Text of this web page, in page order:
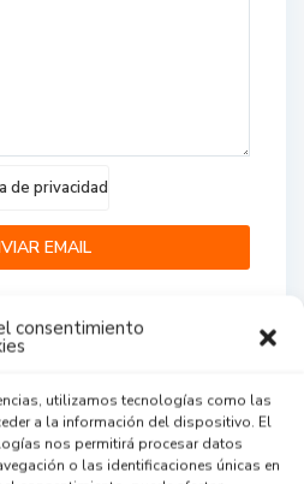
consentimiento
utilizamos tecnologías como las
a la información del dispositivo. El
nos permitirá procesar datos
o las identificaciones únicas en
de privacidad